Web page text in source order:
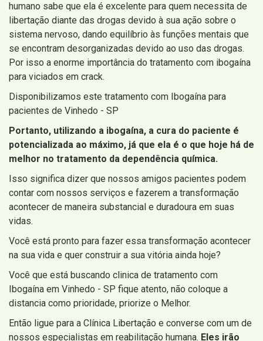
humano sabe que ela é excelente para quem necessita de
libertação diante das drogas devido à sua ação sobre o
sistema nervoso, dando equilíbrio às funções mentais que
se encontram desorganizadas devido ao uso das drogas.
Por isso a enorme importância do tratamento com ibogaína
para viciados em crack.
Disponibilizamos este tratamento com Ibogaína para
pacientes de Vinhedo - SP
Portanto, utilizando a ibogaína, a cura do paciente é
potencializada ao máximo, já que ela é o que hoje há de
melhor no tratamento da dependência química.
Isso significa dizer que nossos amigos pacientes podem
contar com nossos serviços e fazerem a transformação
acontecer de maneira substancial e duradoura em suas
vidas.
Você está pronto para fazer essa transformação acontecer
na sua vida e quer construir a sua vitória ainda hoje?
Você que está buscando clinica de tratamento com
Ibogaína em Vinhedo - SP fique atento, não coloque a
distancia como prioridade, priorize o Melhor.
Então ligue para a Clínica Libertação e converse com um de
nossos especialistas em reabilitação humana. Eles irão